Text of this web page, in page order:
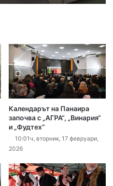
Календарът на Панаира
започва с „АГРА“, „Винария“
и „Фудтех“
10:01ч, вторник, 17 февруари,
2026